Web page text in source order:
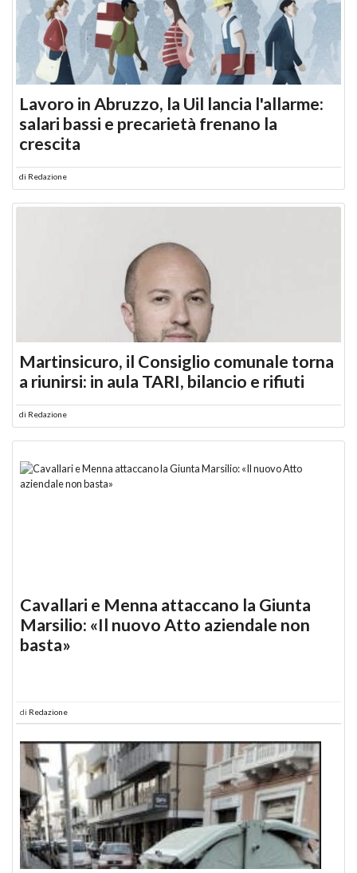
Lavoro in Abruzzo, la Uil lancia l'allarme:
salari bassi e precarietà frenano la
crescita
di Redazione
Martinsicuro, il Consiglio comunale torna
a riunirsi: in aula TARI, bilancio e rifiuti
di Redazione
Cavallari e Menna attaccano la Giunta
Marsilio: «Il nuovo Atto aziendale non
basta»
di Redazione